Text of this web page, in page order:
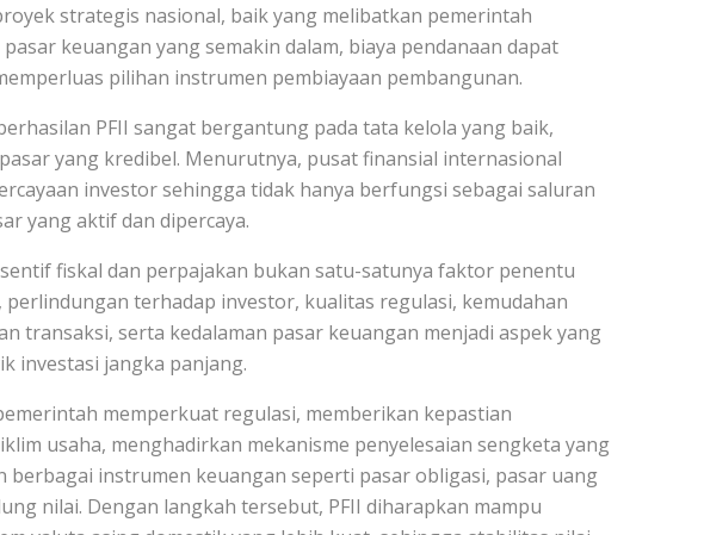
strategis nasional, baik yang melibatkan pemerintah
keuangan yang semakin dalam, biaya pendanaan dapat
pilihan instrumen pembiayaan pembangunan.
PFII sangat bergantung pada tata kelola yang baik,
yang kredibel. Menurutnya, pusat finansial internasional
investor sehingga tidak hanya berfungsi sebagai saluran
yang aktif dan dipercaya.
fiskal dan perpajakan bukan satu-satunya faktor penentu
terhadap investor, kualitas regulasi, kemudahan
transaksi, serta kedalaman pasar keuangan menjadi aspek yang
investasi jangka panjang.
memperkuat regulasi, memberikan kepastian
usaha, menghadirkan mekanisme penyelesaian sengketa yang
berbagai instrumen keuangan seperti pasar obligasi, pasar uang
nilai. Dengan langkah tersebut, PFII diharapkan mampu